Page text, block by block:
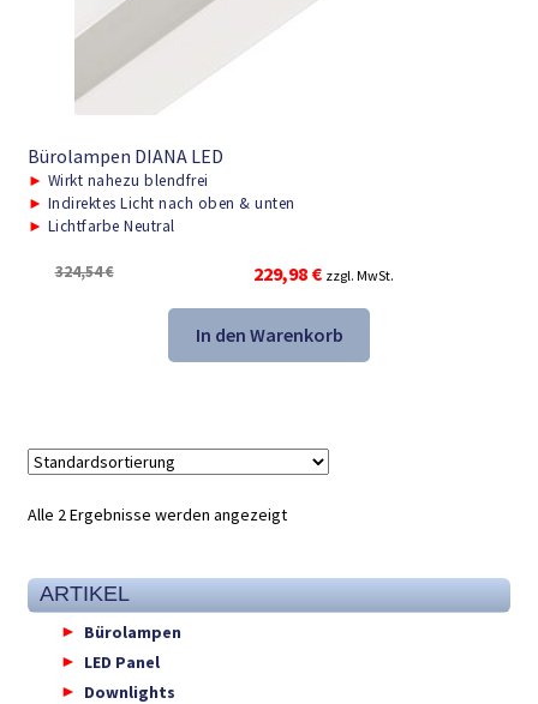
Bürolampen DIANA LED
► Wirkt nahezu blendfrei
► Indirektes Licht nach oben & unten
► Lichtfarbe Neutral
324,54€
Ursprünglicher
Preis
war:
324,54 €
229,98 €Aktueller
Preis
ist:
229,98 €.
zzgl. MwSt.
In den Warenkorb
Alle 2 Ergebnisse werden angezeigt
ARTIKEL
Bürolampen
LED Panel
Downlights